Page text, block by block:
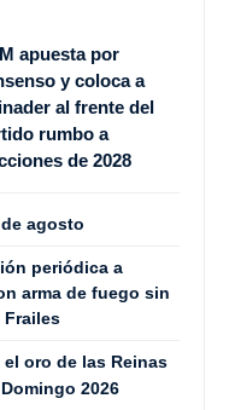
apuesta por
y coloca a
al frente del
rumbo a
de 2028
agosto
periódica a
arma de fuego sin
oro de las Reinas
2026